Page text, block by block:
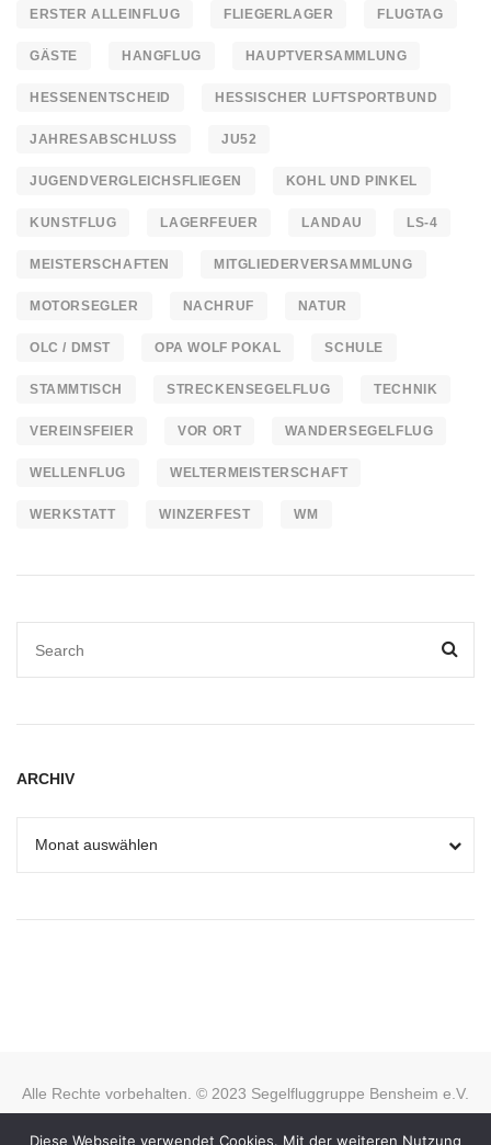
ERSTER ALLEINFLUG FLIEGERLAGER FLUGTAG
GÄSTE HANGFLUG HAUPTVERSAMMLUNG
HESSENENTSCHEID HESSISCHER LUFTSPORTBUND
JAHRESABSCHLUSS JU52
JUGENDVERGLEICHSFLIEGEN KOHL UND PINKEL
KUNSTFLUG LAGERFEUER LANDAU LS-4
MEISTERSCHAFTEN MITGLIEDERVERSAMMLUNG
MOTORSEGLER NACHRUF NATUR
OLC / DMST OPA WOLF POKAL SCHULE
STAMMTISCH STRECKENSEGELFLUG TECHNIK
VEREINSFEIER VOR ORT WANDERSEGELFLUG
WELLENFLUG WELTERMEISTERSCHAFT
WERKSTATT WINZERFEST WM
ARCHIV
Alle Rechte vorbehalten. © 2023 Segelfluggruppe Bensheim e.V.
Diese Webseite verwendet Cookies. Mit der weiteren Nutzung